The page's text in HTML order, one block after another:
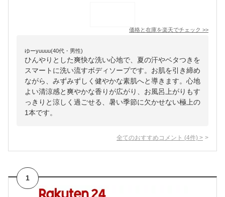
価格と在庫を楽天でチェック >>
ゆーyuuuu(40代・男性)
ひんやりとした爽快な洗い心地で、夏の汗やベタつきを
スマートに洗い流すボディソープです。お肌を引き締め
ながら、みずみずしく健やかな素肌へと導きます。心地
よい清涼感と爽やかな香りが広がり、お風呂上がりもす
っきりと涼しく過ごせる、暑い季節に欠かせない極上の
1本です。
全てのおすすめコメント (4件) >
1